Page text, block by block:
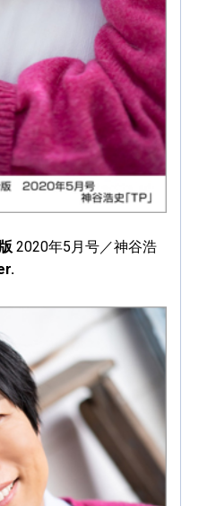
2020年5月号／神谷浩